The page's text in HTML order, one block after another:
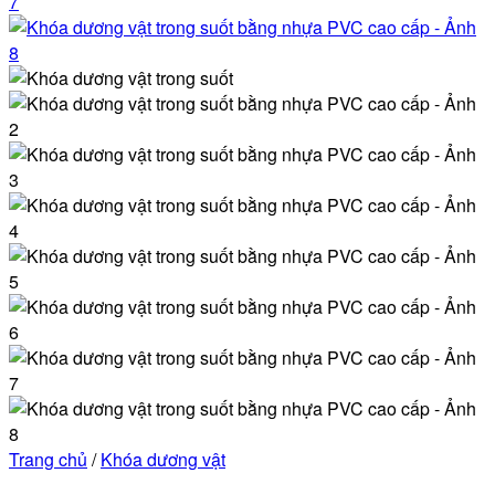
Trang chủ / Khóa dương vật